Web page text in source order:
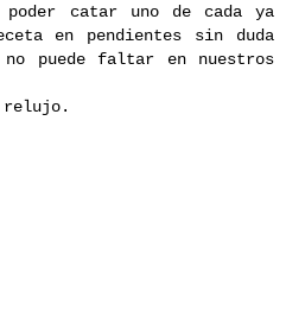
poder catar uno de cada ya
en pendientes sin duda
puede faltar en nuestros
relujo.